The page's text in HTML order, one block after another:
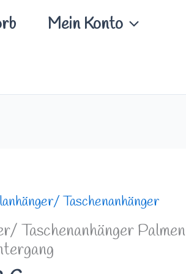
Mein Konto
Taschenanhänger
Taschenanhänger Palmen
Preisspanne:
4,99 €
bis
8,49 €